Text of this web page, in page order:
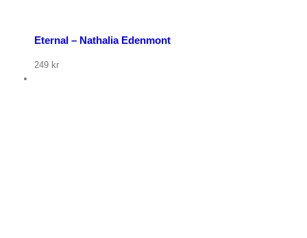
Eternal – Nathalia Edenmont
249 kr